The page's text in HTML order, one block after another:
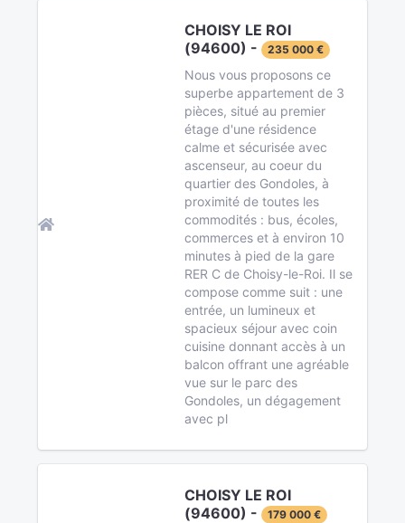
CHOISY LE ROI
(94600) -
235 000 €
Nous vous proposons ce
superbe appartement de 3
pièces, situé au premier
étage d'une résidence
calme et sécurisée avec
ascenseur, au coeur du
quartier des Gondoles, à
proximité de toutes les
commodités : bus, écoles,
commerces et à environ 10
minutes à pied de la gare
RER C de Choisy-le-Roi. Il se
compose comme suit : une
entrée, un lumineux et
spacieux séjour avec coin
cuisine donnant accès à un
balcon offrant une agréable
vue sur le parc des
Gondoles, un dégagement
avec pl
CHOISY LE ROI
(94600) -
179 000 €